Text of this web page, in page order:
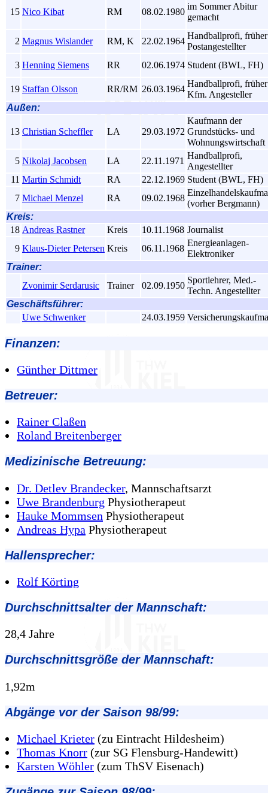
15 Nico Kibat RM 08.02.1980
im Sommer Abitur
gemacht
2 Magnus Wislander RM, K 22.02.1964
Handballprofi, früher
Postangestellter
3 Henning Siemens RR 02.06.1974 Student (BWL, FH)
19 Staffan Olsson RR/RM 26.03.1964
Handballprofi, früher
Kfm. Angesteller
Außen:
13 Christian Scheffler LA 29.03.1972
Kaufmann der
Grundstücks- und
Wohnungswirtschaft
5 Nikolaj Jacobsen LA 22.11.1971
Handballprofi,
Angestellter
11 Martin Schmidt RA 22.12.1969 Student (BWL, FH)
7 Michael Menzel RA 09.02.1968
(vorher Bergmann)
Kreis:
18 Andreas Rastner Kreis 10.11.1968 Journalist
9 Klaus-Dieter Petersen Kreis 06.11.1968
Energieanlagen-
Elektroniker
Trainer:
Zvonimir Serdarusic
Trainer 02.09.1950
Sportlehrer, Med.-
Techn. Angestellter
Geschäftsführer:
Uwe Schwenker
24.03.1959
Finanzen:
Günther Dittmer
Betreuer:
Rainer Claßen
Roland Breitenberger
Medizinische Betreuung:
Dr. Detlev Brandecker, Mannschaftsarzt
Uwe Brandenburg Physiotherapeut
Hauke Mommsen Physiotherapeut
Andreas Hypa Physiotherapeut
Hallensprecher:
Rolf Körting
Durchschnittsalter der Mannschaft:
28,4 Jahre
Durchschnittsgröße der Mannschaft:
1,92m
Abgänge vor der Saison 98/99:
Michael Krieter (zu Eintracht Hildesheim)
Thomas Knorr (zur SG Flensburg-Handewitt)
Karsten Wöhler (zum ThSV Eisenach)